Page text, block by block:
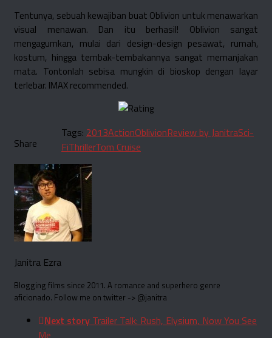
Tentunya, sebuah kewajiban buat Oblivion untuk menawarkan
visual menawan. Dan itu berhasil! Oblivion sangat
mengagumkan, mulai dari design-design pesawat, rumah,
kostum, hingga tembak-tembakannya sangat memanjakan
mata. Tontonlah sebisa mungkin di bioskop dengan layar
terlebar. IMAX recommended.
Share
Tags: 2013ActionOblivionReview by JanitraSci-
FiThrillerTom Cruise
Janitra Ezra
Blogging films since 2011. A romance and superhero genre
aficionado. Follow me on twitter -> @janitra
Next story Trailer Talk: Rush, Elysium, Now You See
Me